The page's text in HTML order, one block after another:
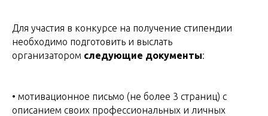
Для участия в конкурсе на получение стипендии
необходимо подготовить и выслать
организатором следующие документы:
• мотивационное письмо (не более 3 страниц) с
описанием своих профессиональных и личных